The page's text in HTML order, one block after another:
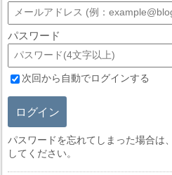
パスワード
次回から自動でログインする
ログイン
パスワードを忘れてしまった場合は
してください。